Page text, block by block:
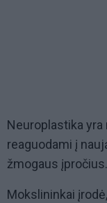
Neuroplastika
reaguodami į
žmogaus įpročius.
Mokslininkai